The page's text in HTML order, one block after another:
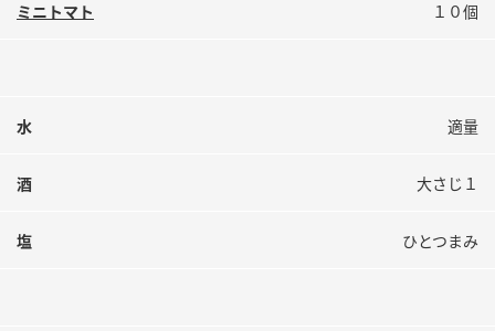
ミニトマト １０個
水 適量
酒 大さじ１
塩 ひとつまみ